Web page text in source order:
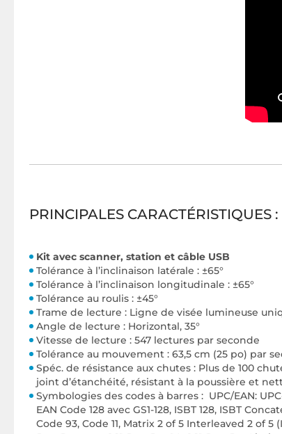
PRINCIPALES CARACTÉRISTIQUES :
Kit avec scanner, station et câble USB
Tolérance à l’inclinaison latérale : ±65°
Tolérance à l’inclinaison longitudinale : ±65°
Tolérance au roulis : ±45°
Trame de lecture : Ligne de visée lumineuse
Angle de lecture : Horizontal, 35°
Vitesse de lecture : 547 lectures par seconde
Tolérance au mouvement : 63,5 cm (25 po) par
Spéc. de résistance aux chutes : Plus de 100
joint d’étanchéité, résistant à la poussière et
Symbologies des codes à barres : UPC/EAN:
EAN Code 128 avec GS1-128, ISBT 128, ISBT
Code 93, Code 11, Matrix 2 of 5 Interleaved 2 of 5